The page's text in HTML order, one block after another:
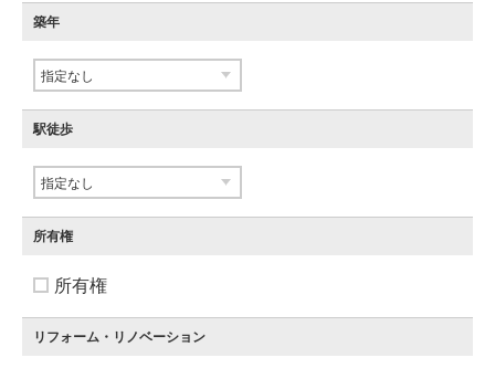
築年
駅徒歩
所有権
所有権
リフォーム・リノベーション